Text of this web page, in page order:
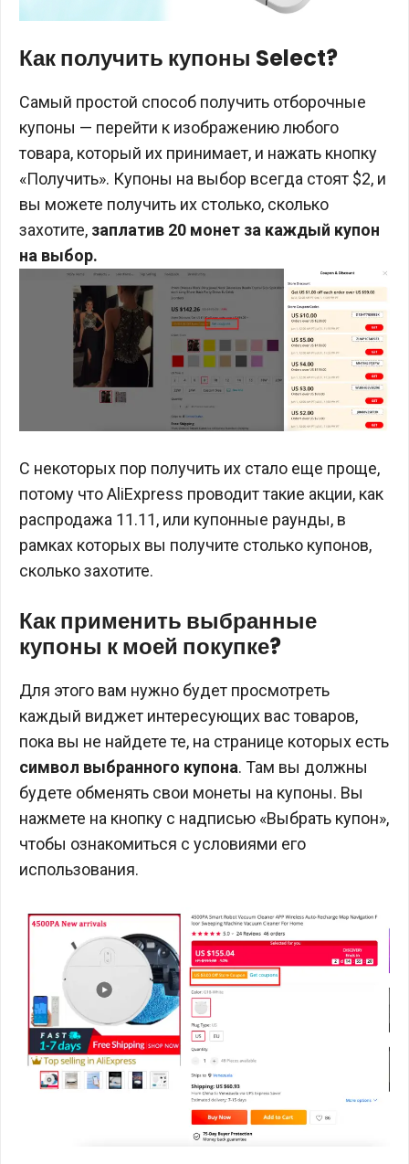
Как получить купоны Select?
Самый простой способ получить отборочные
купоны — перейти к изображению любого
товара, который их принимает, и нажать кнопку
«Получить». Купоны на выбор всегда стоят $2, и
вы можете получить их столько, сколько
захотите, заплатив 20 монет за каждый купон
на выбор.
С некоторых пор получить их стало еще проще,
потому что AliExpress проводит такие акции, как
распродажа 11.11, или купонные раунды, в
рамках которых вы получите столько купонов,
сколько захотите.
Как применить выбранные
купоны к моей покупке?
Для этого вам нужно будет просмотреть
каждый виджет интересующих вас товаров,
пока вы не найдете те, на странице которых есть
символ выбранного купона. Там вы должны
будете обменять свои монеты на купоны. Вы
нажмете на кнопку с надписью «Выбрать купон»,
чтобы ознакомиться с условиями его
использования.